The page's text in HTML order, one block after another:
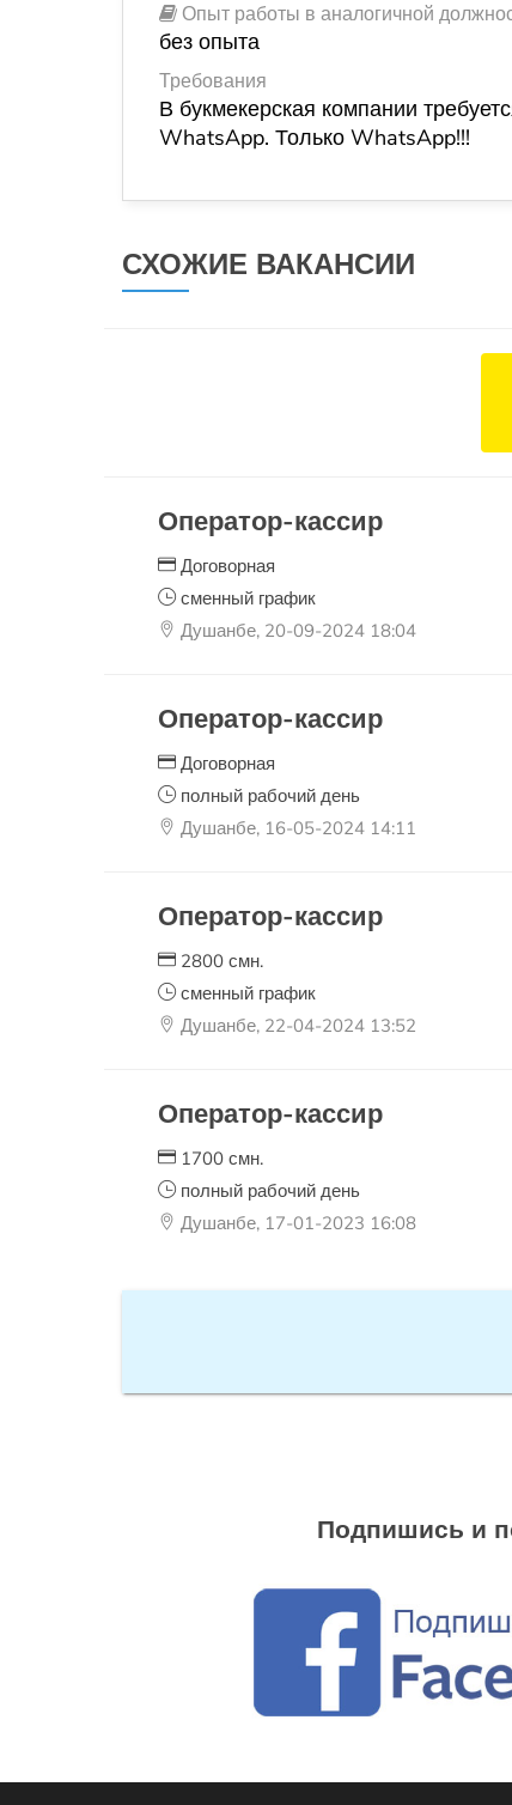
Опыт работы в аналогичной
без опыта
Требования
В букмекерская компании
WhatsApp. Только WhatsApp!!!
СХОЖИЕ ВАКАНСИИ
Оператор-кассир
Договорная
сменный график
Душанбе, 20-09-2024 18:04
Оператор-кассир
Договорная
полный рабочий день
Душанбе, 16-05-2024 14:11
Оператор-кассир
2800 смн.
сменный график
Душанбе, 22-04-2024 13:52
Оператор-кассир
1700 смн.
полный рабочий день
Душанбе, 17-01-2023 16:08
Подпишись и